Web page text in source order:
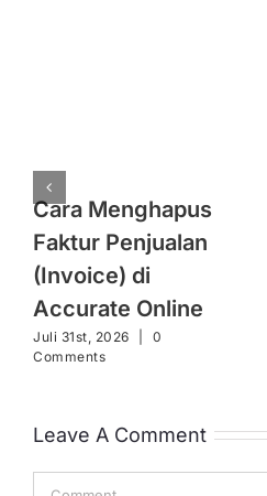
Cara Menghapus
Faktur Penjualan
(Invoice) di
Accurate Online
Juli 31st, 2026
0
Comments
Leave A Comment